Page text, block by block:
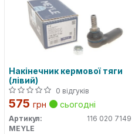
Накінечник кермової тяги
(лівий)
0 відгуків
575 грн сьогодні
Артикул:
116 020 7149
MEYLE